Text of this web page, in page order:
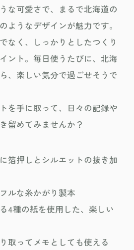
な可愛さで、まるで北海道の
ようなデザインが魅力です。
なく、しっかりとしたつくり
ント。毎日使うたびに、北海
、楽しい気分で過ごせそうで
を手に取って、日々の記録や
留めてみませんか？
箔押しとシルエットの抜き加
ルな糸かがり製本
4種の紙を使用した、楽しい
取ってメモとしても使える